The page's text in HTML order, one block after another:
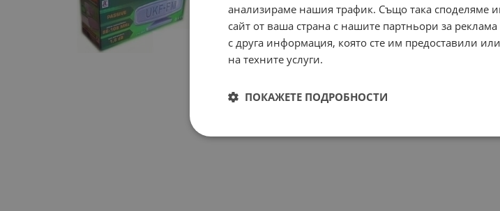
анализираме нашия трафик. Също така споделяме
сайт от ваша страна с нашите партньори за
с друга информация, която сте им предоставили
на техните услуги.
ПОКАЖЕТЕ ПОДРОБНОСТИ